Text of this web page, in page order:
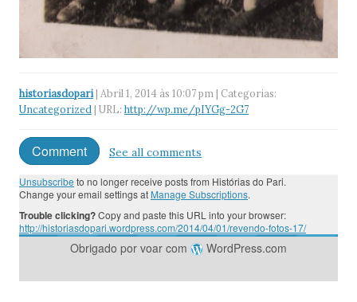
historiasdopari| Abril 1, 2014 às 10:07 pm | Categorias:
Uncategorized | URL: http://wp.me/pIYGg-2G7
Comment See all comments
Unsubscribe to no longer receive posts from Histórias do Pari.
Change your email settings at Manage Subscriptions.
Trouble clicking?Copy and paste this URL into your browser:
http://historiasdopari.wordpress.com/2014/04/01/revendo-fotos-17/
Obrigado por voar com WordPress.com